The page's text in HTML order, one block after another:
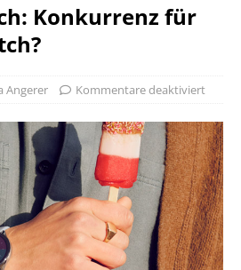
Konkurrenz für
Angerer Kommentare deaktiviert